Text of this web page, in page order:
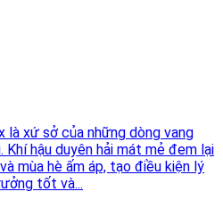
là xứ sở của những dòng vang
hậu duyên hải mát mẻ đem lại
mùa hè ấm áp, tạo điều kiện lý
tốt và...